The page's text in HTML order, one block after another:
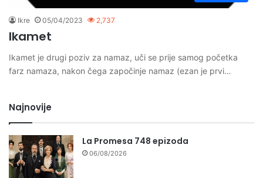
Ikre 05/04/2023 2,737
Ikamet
Ikamet je drugi poziv za namaz, uči se prije samog početka
farz namaza, nakon čega započinje namaz (ezan je prvi…
Najnovije
La Promesa 748 epizoda
06/08/2026